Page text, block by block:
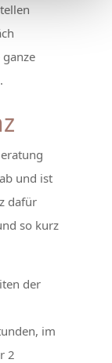
und ist
dafür
so kurz
der
im
2